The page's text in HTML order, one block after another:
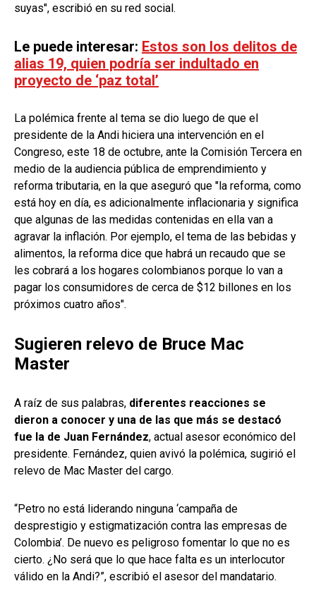
suyas", escribió en su red social.
Le puede interesar: Estos son los delitos de
alias 19, quien podría ser indultado en
proyecto de ‘paz total’
La polémica frente al tema se dio luego de que el
presidente de la Andi hiciera una intervención en el
Congreso, este 18 de octubre, ante la Comisión Tercera en
medio de la audiencia pública de emprendimiento y
reforma tributaria, en la que aseguró que "la reforma, como
está hoy en día, es adicionalmente inflacionaria y significa
que algunas de las medidas contenidas en ella van a
agravar la inflación. Por ejemplo, el tema de las bebidas y
alimentos, la reforma dice que habrá un recaudo que se
les cobrará a los hogares colombianos porque lo van a
pagar los consumidores de cerca de $12 billones en los
próximos cuatro años".
Sugieren relevo de Bruce Mac
Master
A raíz de sus palabras, diferentes reacciones se
dieron a conocer y una de las que más se destacó
fue la de Juan Fernández, actual asesor económico del
presidente. Fernández, quien avivó la polémica, sugirió el
relevo de Mac Master del cargo.
“Petro no está liderando ninguna ‘campaña de
desprestigio y estigmatización contra las empresas de
Colombia’. De nuevo es peligroso fomentar lo que no es
cierto. ¿No será que lo que hace falta es un interlocutor
válido en la Andi?”, escribió el asesor del mandatario.